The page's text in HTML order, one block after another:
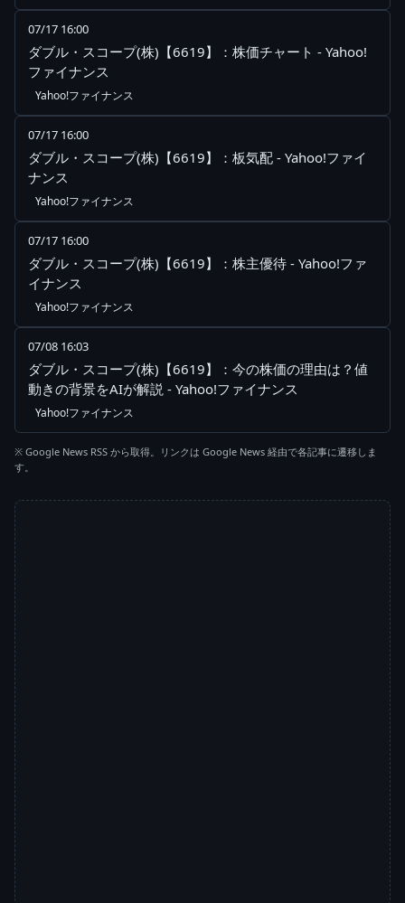
07/17 16:00
ダブル・スコープ(株)【6619】：株価チャート - Yahoo!
ファイナンス
Yahoo!ファイナンス
07/17 16:00
ダブル・スコープ(株)【6619】：板気配 - Yahoo!ファイ
ナンス
Yahoo!ファイナンス
07/17 16:00
ダブル・スコープ(株)【6619】：株主優待 - Yahoo!ファ
イナンス
Yahoo!ファイナンス
07/08 16:03
ダブル・スコープ(株)【6619】：今の株価の理由は？値
動きの背景をAIが解説 - Yahoo!ファイナンス
Yahoo!ファイナンス
※ Google News RSS から取得。リンクは Google News 経由で各記事に遷移しま
す。